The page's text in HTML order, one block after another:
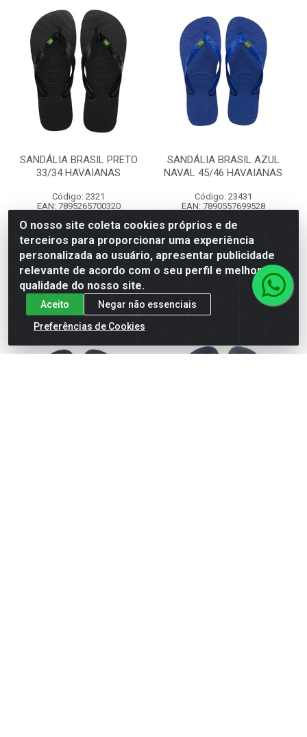
SANDÁLIA BRASIL PRETO
33/34 HAVAIANAS
Código: 2321
EAN: 7895265700320
Ver preço
SANDÁLIA BRASIL AZUL
NAVAL 45/46 HAVAIANAS
Código: 23431
EAN: 7890557699528
Ver preço
O nosso site coleta cookies próprios e de
terceiros para proporcionar uma experiência
personalizada ao usuário, apresentar publicidade
relevante de acordo com o seu perfil e melhorar a
qualidade do nosso site.
Aceito
Negar não essenciais
Preferências de Cookies